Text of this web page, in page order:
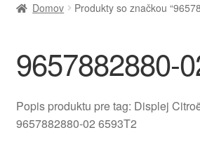
Celosvetová preprava
Doprava
Košík
Domov Produkty so značkou
9657882880-
Popis produktu pre tag: Displej
9657882880-02 6593T2